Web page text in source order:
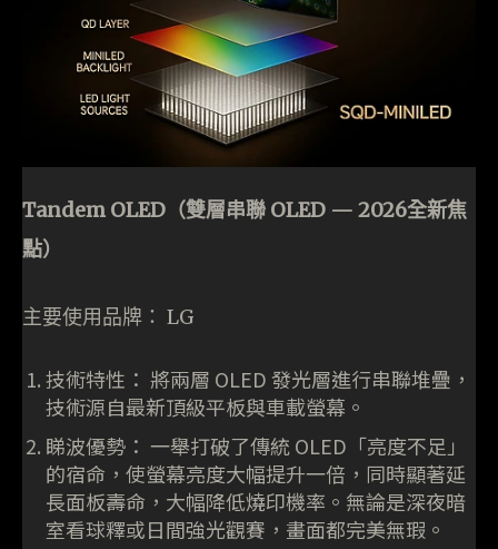
Tandem OLED（雙層串聯 OLED — 2026全新焦
點）
主要使用品牌： LG
技術特性： 將兩層 OLED 發光層進行串聯堆疊，
技術源自最新頂級平板與車載螢幕。
睇波優勢： 一舉打破了傳統 OLED「亮度不足」
的宿命，使螢幕亮度大幅提升一倍，同時顯著延
長面板壽命，大幅降低燒印機率。無論是深夜暗
室看球釋或日間強光觀賽，畫面都完美無瑕。